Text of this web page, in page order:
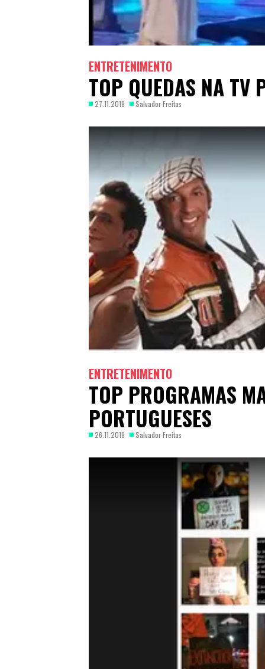
ENTRETENIMENTO
TOP QUEDAS NA TV
27.11.2019 Salvador Freitas
ENTRETENIMENTO
TOP PROGRAMAS
PORTUGUESES
26.11.2019 Salvador Freitas